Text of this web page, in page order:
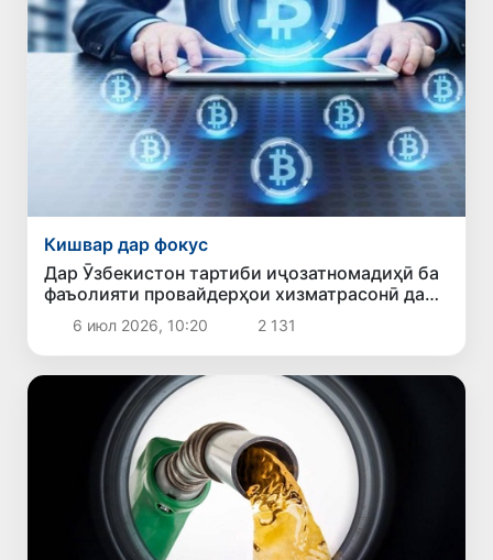
Кишвар дар фокус
Дар Ӯзбекистон тартиби иҷозатномадиҳӣ ба
фаъолияти провайдерҳои хизматрасонӣ дар
соҳаи гардиши криптоактивҳо муайян гардид
6 июл 2026, 10:20 2 131